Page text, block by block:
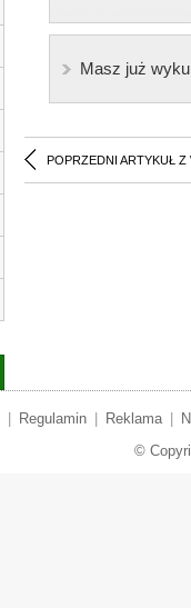
Masz już
POPRZEDNI ARTYKUŁ Z
Regulamin Reklama
©